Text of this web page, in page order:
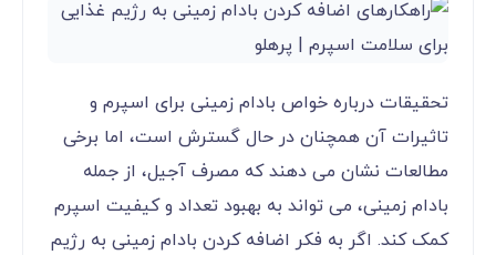
تحقیقات درباره خواص بادام زمینی برای اسپرم و
تاثیرات آن همچنان در حال گسترش است، اما برخی
مطالعات نشان می ‌دهند که مصرف آجیل، از جمله
بادام زمینی، می ‌تواند به بهبود تعداد و کیفیت اسپرم
کمک کند. اگر به فکر اضافه کردن بادام زمینی به رژیم